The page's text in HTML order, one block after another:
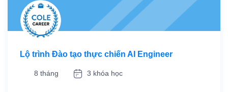
Lộ trình Đào tạo thực chiến AI Engineer
8 tháng 3 khóa học